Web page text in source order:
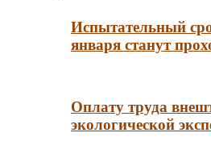
Испытательный
января станут
Оплату труда
экологической